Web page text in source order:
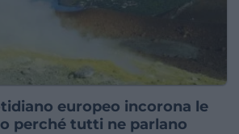
europeo incorona le
perché tutti ne parlano